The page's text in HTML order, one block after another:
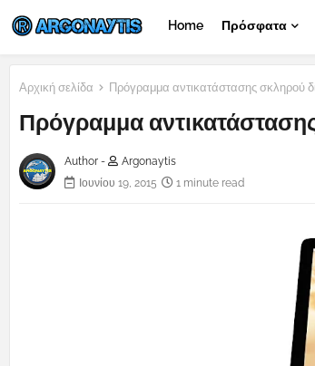
Home Πρόσφατα
Αρχική σελίδα Πρόγραμμα αντικατάστασης σκληρού
Πρόγραμμα
Author -
Argonaytis
Ιουνίου 19, 2015
1 minute read